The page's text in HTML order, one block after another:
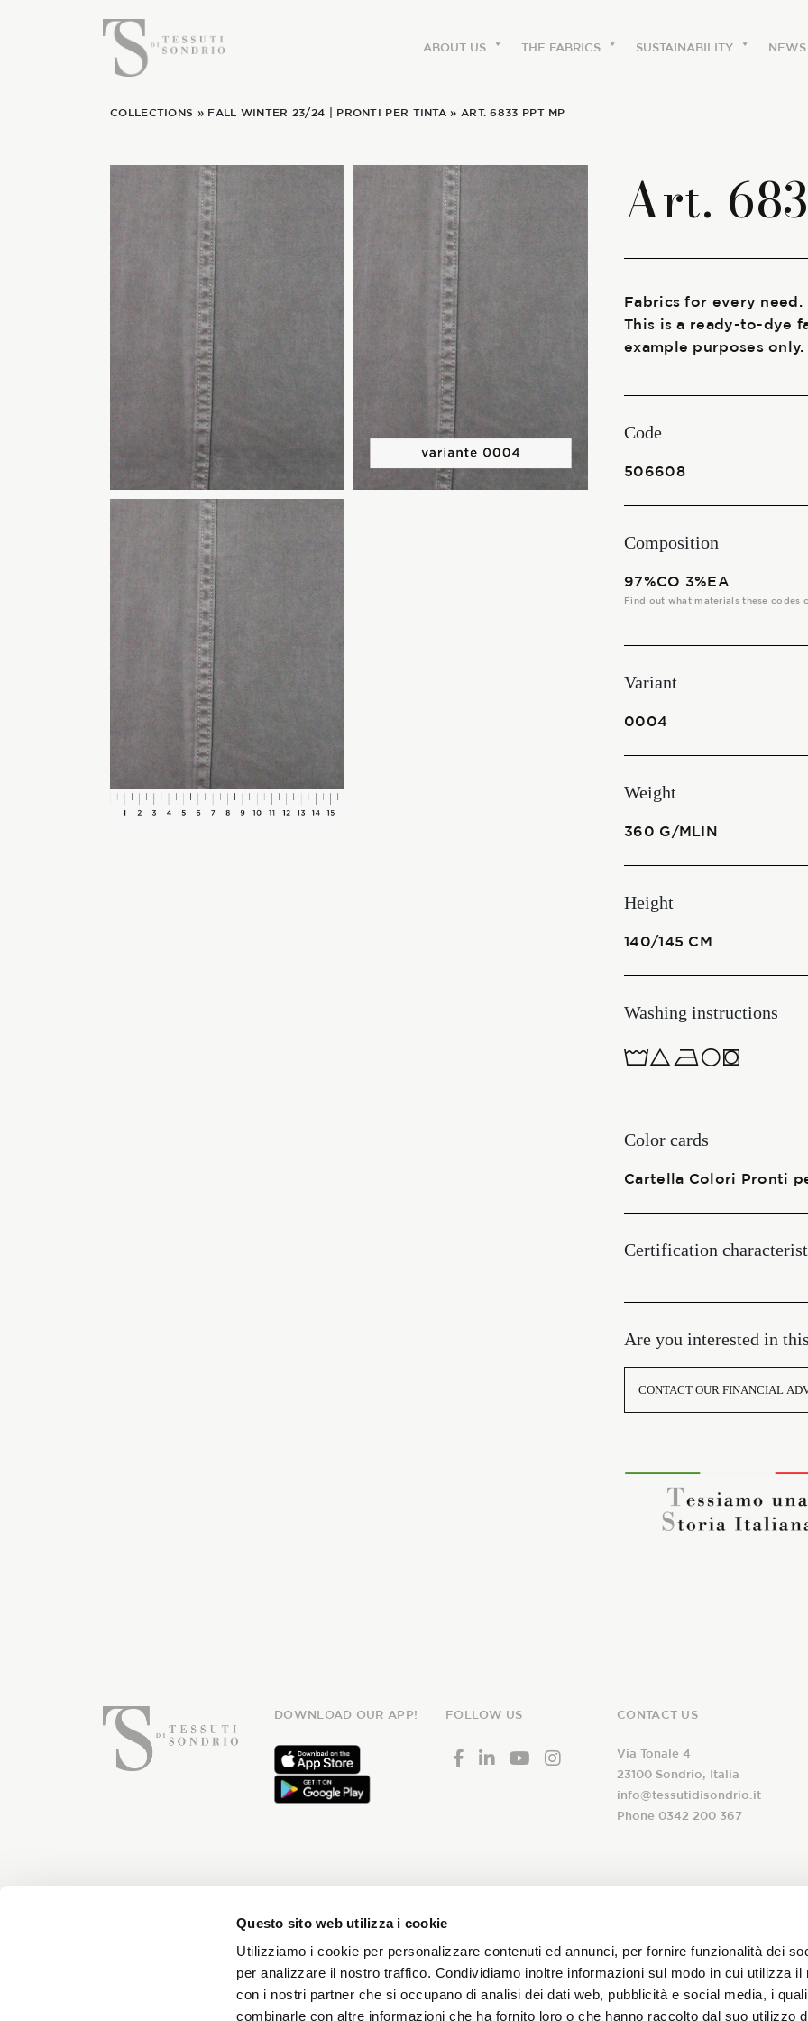
Questo sito web utilizza i cookie
Utilizziamo i cookie per personalizzare contenuti ed annunci, per fornire funzionalità dei
per analizzare il nostro traffico. Condividiamo inoltre informazioni sul modo in cui utilizza il
con i nostri partner che si occupano di analisi dei dati web, pubblicità e social media, i
combinarle con altre informazioni che ha fornito loro o che hanno raccolto dal suo utilizzo
ABOUT US THE FABRICS SUSTAINABILITY NEWS
COLLECTIONS » FALL WINTER 23/24 PRONTI PER TINTA » ART. 6833 PPT MP
Art.
Fabrics for every
This is a ready-to-dye
example purposes only.
Code
506608
Composition
97%CO 3%EA
Find out what materials these codes
Variant
0004
Weight
360 G/MLIN
Height
140/145 CM
Washing instructions
1ucQJ
Color cards
Cartella Colori Pronti
Certification
Are you interested in
CONTACT OUR FINANCIAL
DOWNLOAD OUR APP! FOLLOW US CONTACT US
Via Tonale 4
23100 Sondrio, Italia
info@tessutidisondrio.it
Phone 0342 200 367
Subscribe to our
newsletter!
You will receive news every month and promotions on our fabrics!
I declare that I have read
consent to the treatment
subscription to the Tessuti
The labels
Our history
Work with us
Share our fabrics
THE FABRICS
The season Fall/Winter
The season Spring/Summer
bunch
The characteristics
Heart for Earth
UpCycle
Certifications
Start together
CONTACT US